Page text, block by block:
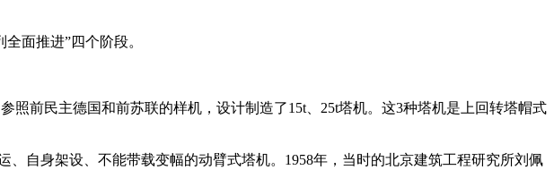
面推进”四个阶段。
照前民主德国和前苏联的样机，设计制造了15t、25t塔机。这3种塔机是上回转塔帽式
自身架设、不能带载变幅的动臂式塔机。1958年，当时的北京建筑工程研究所刘佩